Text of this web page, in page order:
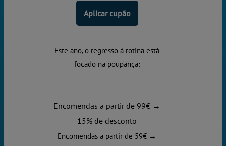
Aplicar cupão
Este ano, o regresso à rotina está
focado na poupança:
Encomendas a partir de 99€ →
15% de desconto
Encomendas a partir de 59€ →